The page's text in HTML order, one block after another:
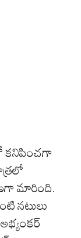
కనిపించగా
మారింది.
నటులు